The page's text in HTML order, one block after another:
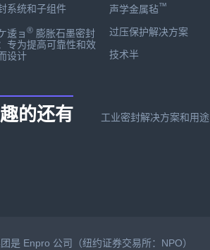
系统和子组件
逶ョ ® 膨胀石墨密封
专为提高可靠性和效
设计
声学金属毡™
过压保护解决方案
技术半
的还有 工业密封解决方案和用途
是 Enpro 公司（纽约证券交易所：NPO）